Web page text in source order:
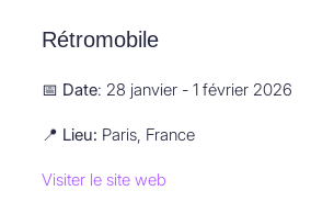
Rétromobile
📅 Date: 28 janvier - 1 février 2026
📍 Lieu: Paris, France
Visiter le site web